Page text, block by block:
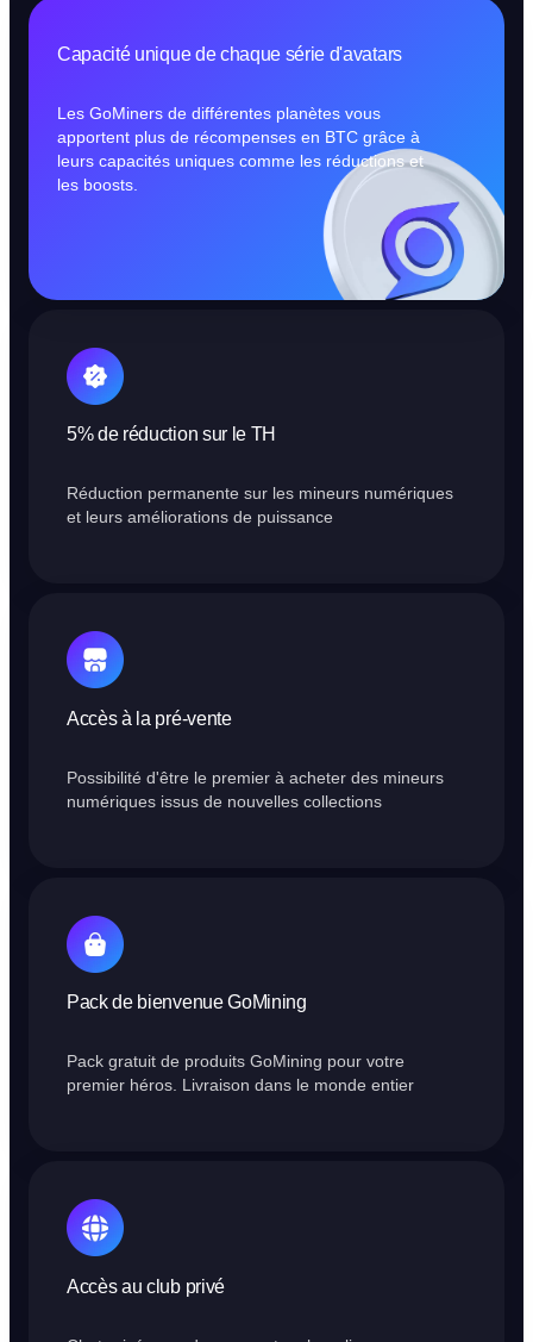
Capacité unique de chaque série d'avatars
Les GoMiners de différentes planètes vous
apportent plus de récompenses en BTC grâce à
leurs capacités uniques comme les réductions et
les boosts.
5% de réduction sur le TH
Réduction permanente sur les mineurs numériques
et leurs améliorations de puissance
Accès à la pré-vente
Possibilité d'être le premier à acheter des mineurs
numériques issus de nouvelles collections
Pack de bienvenue GoMining
Pack gratuit de produits GoMining pour votre
premier héros. Livraison dans le monde entier
Accès au club privé